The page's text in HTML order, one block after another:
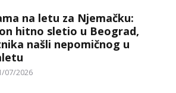
na letu za Njemačku:
hitno sletio u Beograd,
našli nepomičnog u
07/2026